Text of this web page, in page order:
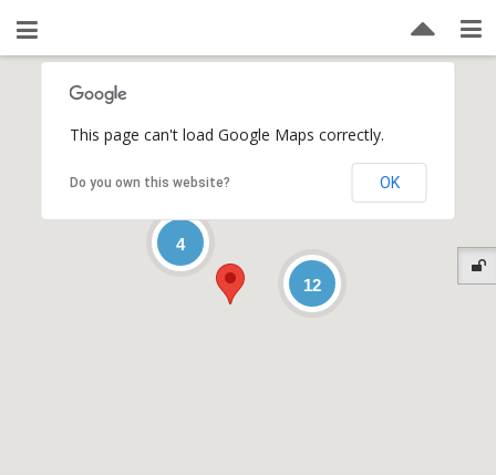
4
12
This page can't load Google Maps correctly.
Do you own this website? OK